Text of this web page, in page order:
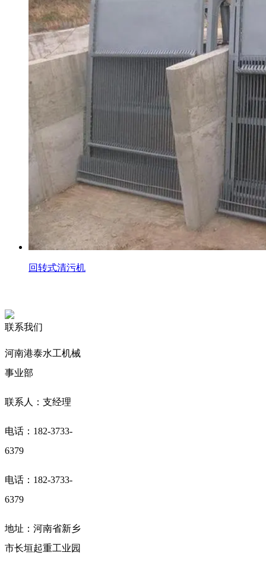
回转式清污机
联系我们
河南港泰水工机械
事业部
联系人：支经理
电话：182-3733-
6379
电话：182-3733-
6379
地址：河南省新乡
市长垣起重工业园